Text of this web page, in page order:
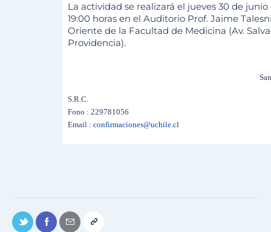
La actividad se realizará el jueves 30 de junio
19:00 horas en el Auditorio Prof. Jaime
Oriente de la Facultad de Medicina (Av.
Providencia).
S.R.C.
Fono : 229781056
Email : confirmaciones@uchile.cl